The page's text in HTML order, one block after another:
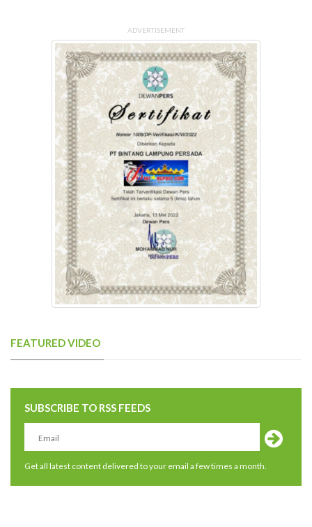
ADVERTISEMENT
FEATURED VIDEO
SUBSCRIBE TO RSS FEEDS
Get all latest content delivered to your email a few times a month.